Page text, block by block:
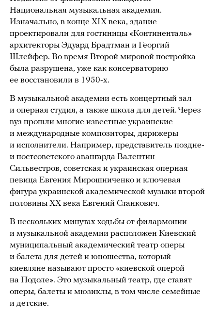
Национальная музыкальная академия.
Изначально, в конце XIX века, здание
проектировали для гостиницы «Континенталь»
архитекторы Эдуард Брадтман и Георгий
Шлейфер. Во время Второй мировой постройка
была разрушена, уже как консерваторию
ее восстановили в 1950-х.
В музыкальной академии есть концертный зал
и оперная студия, а также школа для детей. Через
вуз прошли многие известные украинские
и международные композиторы, дирижеры
и исполнители. Например, представитель поздне-
и постсоветского авангарда Валентин
Сильвестров, советская и украинская оперная
певица Евгения Мирошниченко и ключевая
фигура украинской академической музыки второй
половины XX века Евгений Станкович.
В нескольких минутах ходьбы от филармонии
и музыкальной академии расположен Киевский
муниципальный академический театр оперы
и балета для детей и юношества, который
киевляне называют просто «киевской оперой
на Подоле». Это музыкальный театр, где ставят
оперы, балеты и мюзиклы, в том числе семейные
и детские.